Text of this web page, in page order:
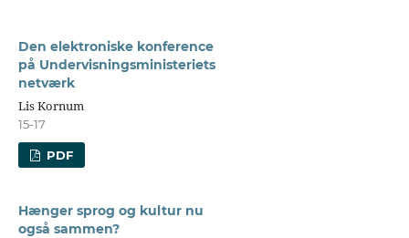
Den elektroniske konference
på Undervisningsministeriets
netværk
Lis Kornum
15-17
PDF
Hænger sprog og kultur nu
også sammen?